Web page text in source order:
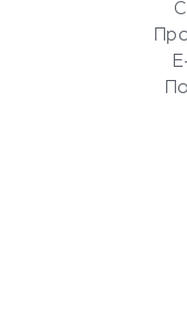
Сервисы по
Сетевой
УСЛУГИ ДЛЯ